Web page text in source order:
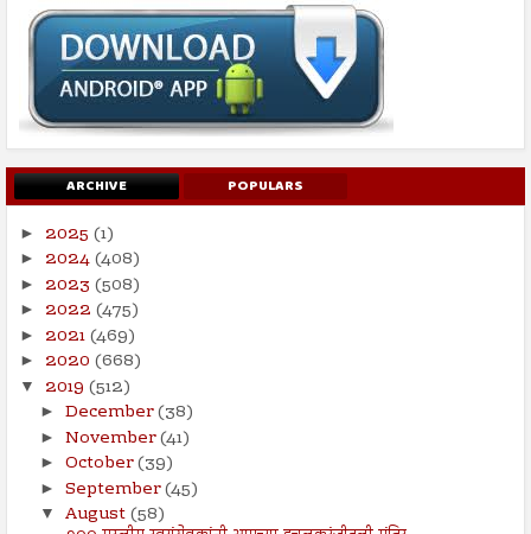
ARCHIVE POPULARS
► 2025 (1)
► 2024(408)
► 2023 (508)
► 2022 (475)
► 2021(469)
► 2020 (668)
▼ 2019 (512)
► December(38)
► November(41)
► October(39)
► September(45)
▼ August(58)